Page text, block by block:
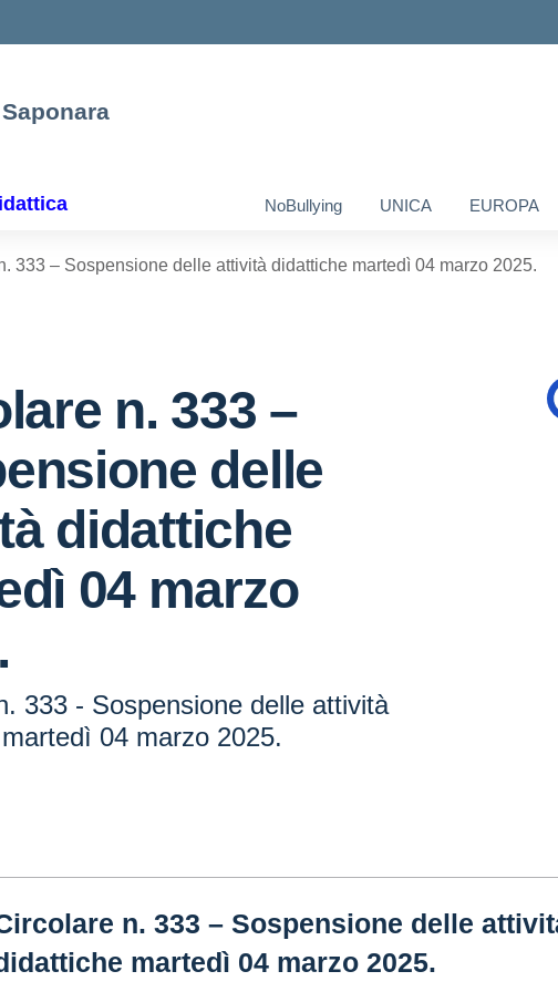
NoBullying UNICA EUROPA
333 – Sospensione delle attività didattiche martedì 04 marzo 2025.
n. 333 –
delle
didattiche
04 marzo
333 - Sospensione delle attività
04 marzo 2025.
n. 333 – Sospensione delle
martedì 04 marzo 2025.